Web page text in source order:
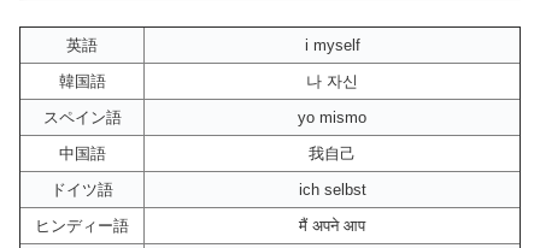
英語
i myself
韓国語
나 자신
スペイン語
yo mismo
中国語
我自己
ドイツ語
ich selbst
ヒンディー語
मैं अपने आप